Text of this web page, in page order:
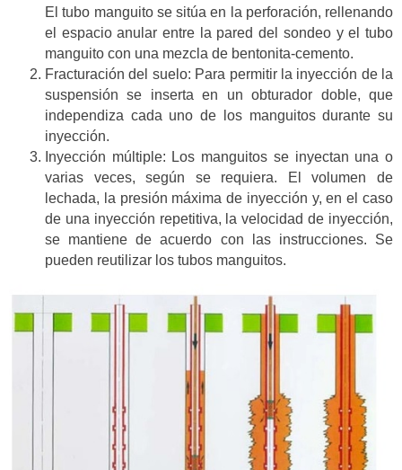
El tubo manguito se sitúa en la perforación, rellenando
el espacio anular entre la pared del sondeo y el tubo
manguito con una mezcla de bentonita-cemento.
Fracturación del suelo: Para permitir la inyección de la
suspensión se inserta en un obturador doble, que
independiza cada uno de los manguitos durante su
inyección.
Inyección múltiple: Los manguitos se inyectan una o
varias veces, según se requiera. El volumen de
lechada, la presión máxima de inyección y, en el caso
de una inyección repetitiva, la velocidad de inyección,
se mantiene de acuerdo con las instrucciones. Se
pueden reutilizar los tubos manguitos.